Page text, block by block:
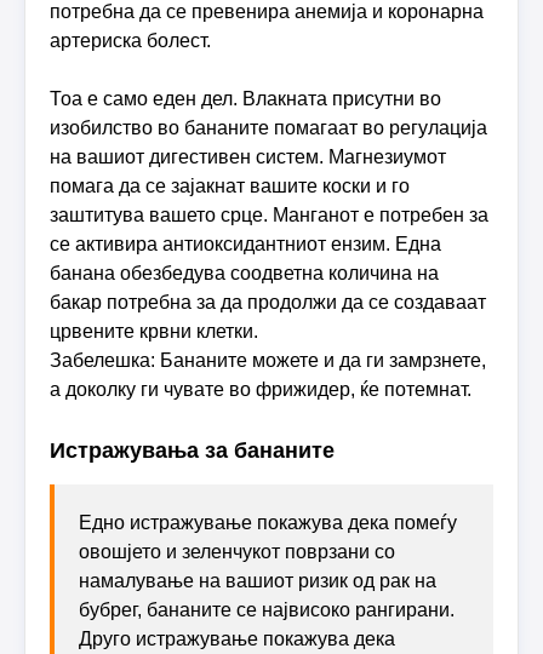
потребна да се превенира анемија и коронарна
артериска болест.
Тоа е само еден дел. Влакната присутни во
изобилство во бананите помагаат во регулација
на вашиот дигестивен систем. Магнезиумот
помага да се зајакнат вашите коски и го
заштитува вашето срце. Манганот е потребен за
се активира антиоксидантниот ензим. Една
банана обезбедува соодветна количина на
бакар потребна за да продолжи да се создаваат
црвените крвни клетки.
Забелешка: Бананите можете и да ги замрзнете,
а доколку ги чувате во фрижидер, ќе потемнат.
Истражувања за бананите
Едно истражување покажува дека помеѓу
овошјето и зеленчукот поврзани со
намалување на вашиот ризик од рак на
бубрег, бананите се највисоко рангирани.
Друго истражување покажува дека